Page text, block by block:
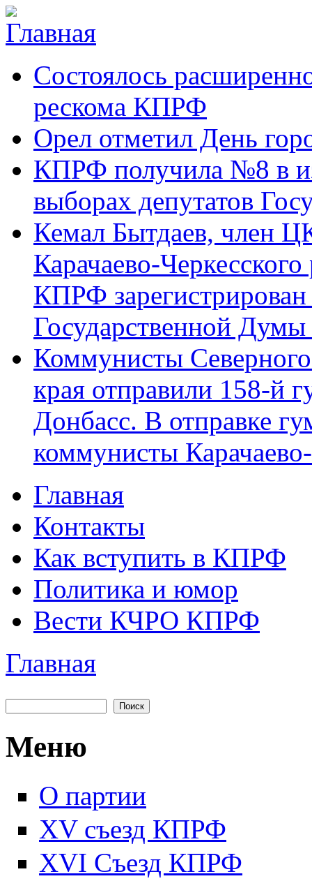
Перейти к основному содержанию
Черкесское
республиканское
отделение
Коммунистической
партии Российской
Федерации
аргументы,
фактыСостоялось
рескома КПРФ
Орел отметил День
КПРФ получила №8 в
выборах депутатов
Кемал Бытдаев, член
Карачаево-
КПРФ
Государственной
Коммунисты Северного
края отправили 158-й
Донбасс. В отправке
коммунисты
Главное меню
Главная
Контакты
Как вступить в КПРФ
Политика и юмор
Вести КЧРО КПРФ
Вы здесь
Главная
Форма поиска
Меню
О партии
XV съезд КПРФ
XVI Съезд КПРФ